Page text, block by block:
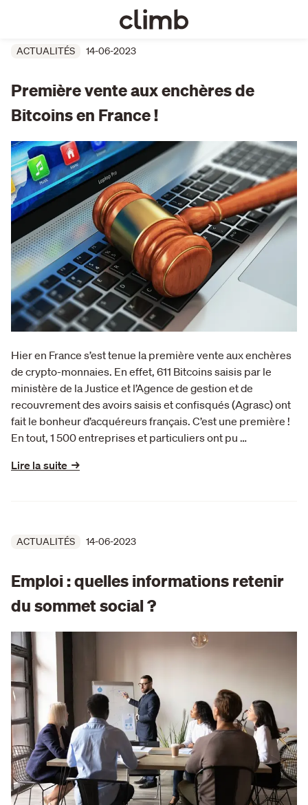
ACTUALITÉS 14-06-2023
Première vente aux enchères de
Bitcoins en France !
Hier en France s’est tenue la première vente aux enchères
de crypto-monnaies. En effet, 611 Bitcoins saisis par le
ministère de la Justice et l’Agence de gestion et de
recouvrement des avoirs saisis et confisqués (Agrasc) ont
fait le bonheur d’acquéreurs français. C’est une première !
En tout, 1 500 entreprises et particuliers ont pu …
Lire la suite →
ACTUALITÉS 14-06-2023
Emploi : quelles informations retenir
du sommet social ?